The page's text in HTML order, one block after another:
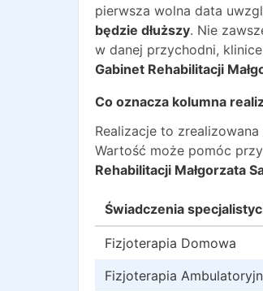
pierwsza wolna data
będzie dłuższy. Nie
w danej przychodni,
Gabinet Rehabilitacji
Co oznacza kolumna
Realizacje to
Wartość może pomóc
Rehabilitacji Małgorzata
Świadczenia
Fizjoterapia Domowa
Fizjoterapia